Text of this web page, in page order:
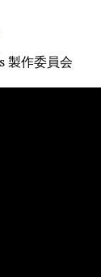
製作委員会